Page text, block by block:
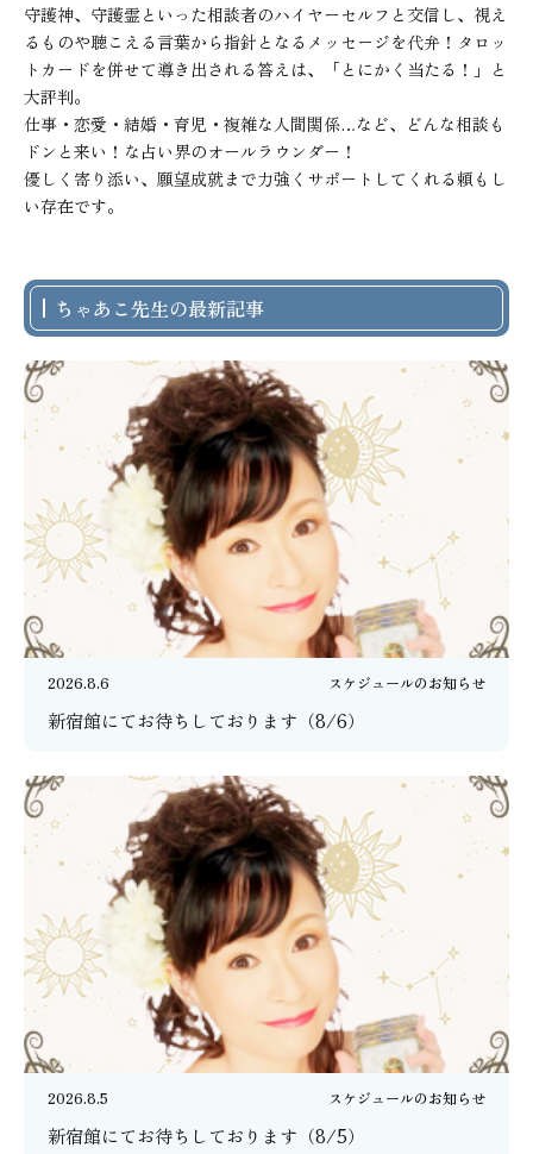
守護神、守護霊といった相談者のハイヤーセルフと交信し、視え
るものや聴こえる言葉から指針となるメッセージを代弁！タロッ
トカードを併せて導き出される答えは、「とにかく当たる！」と
大評判。
仕事・恋愛・結婚・育児・複雑な人間関係…など、どんな相談も
ドンと来い！な占い界のオールラウンダー！
優しく寄り添い、願望成就まで力強くサポートしてくれる頼もし
い存在です。
ちゃあこ先生の最新記事
2026.8.6 スケジュールのお知らせ
新宿館にてお待ちしております（8/6）
2026.8.5 スケジュールのお知らせ
新宿館にてお待ちしております（8/5）